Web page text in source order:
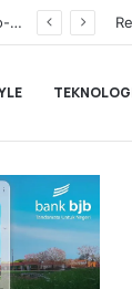
BNI Catat Fundamental Bisnis Kokoh di Bawah Danantara, Ditopang Pertumbuhan Kredit dan Kualitas Aset